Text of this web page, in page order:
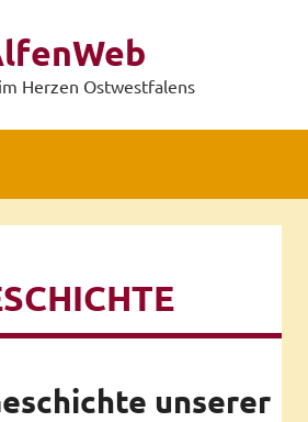
Herzen Ostwestfalens
unserer